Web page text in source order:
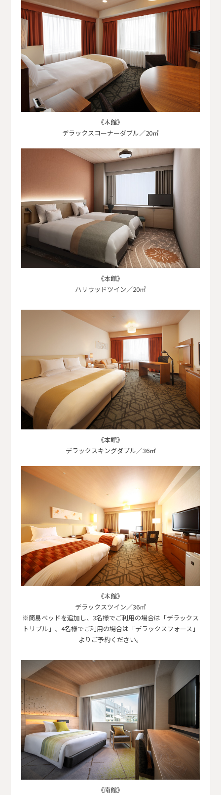
《本館》
デラックスコーナーダブル／20㎡
《本館》
ハリウッドツイン／20㎡
《本館》
デラックスキングダブル／36㎡
《本館》
デラックスツイン／36㎡
※簡易ベッドを追加し、3名様でご利用の場合は「デラックス
トリプル」、4名様でご利用の場合は「デラックスフォース」
よりご予約ください。
《南館》